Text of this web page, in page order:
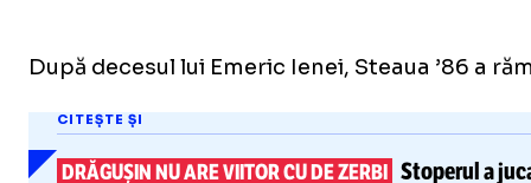
După decesul lui Emeric Ienei, Steaua ’86 a
CITEȘTE ȘI
DRĂGUȘIN NU ARE VIITOR CU DE ZERBI Stoperul a